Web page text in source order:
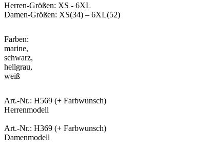
Herren-Größen: XS - 6XL
Damen-Größen: XS(34) – 6XL(52)
Farben:
marine,
schwarz,
hellgrau,
weiß
Art.-Nr.: H569 (+ Farbwunsch)
Herrenmodell
Art.-Nr.: H369 (+ Farbwunsch)
Damenmodell